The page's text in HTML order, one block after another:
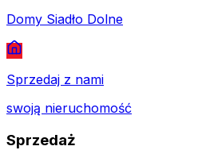
Domy Siadło Dolne
Sprzedaj z nami
swoją nieruchomość
Sprzedaż